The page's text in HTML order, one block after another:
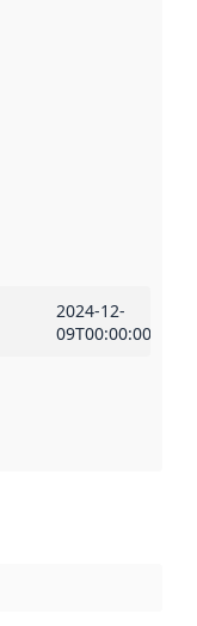
2024-12-
09T00:00:00Z